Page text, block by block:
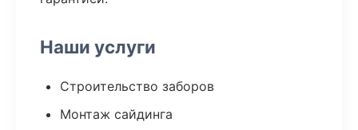
Наши услуги
Строительство заборов
Монтаж сайдинга